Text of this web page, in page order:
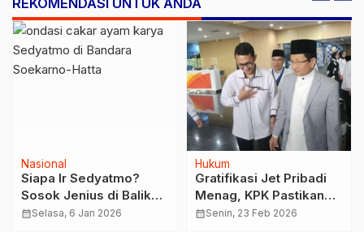
REKOMENDASI UNTUK ANDA
Nasional
Siapa Ir Sedyatmo?
Sosok Jenius di Balik
Tol Bandara dan
calendar_monthSelasa, 6 Jan 2026
Hukum
Gratifikasi Jet Pribadi
Menag, KPK Pastikan
Bebas Pidana
calendar_monthSenin, 23 Feb 2026